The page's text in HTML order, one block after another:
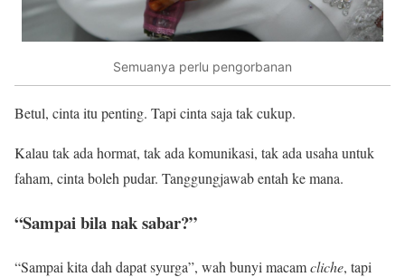
Semuanya perlu pengorbanan
Betul, cinta itu penting. Tapi cinta saja tak cukup.
Kalau tak ada hormat, tak ada komunikasi, tak ada usaha untuk
faham, cinta boleh pudar. Tanggungjawab entah ke mana.
“Sampai bila nak sabar?”
“Sampai kita dah dapat syurga”, wah bunyi macamcliche, tapi